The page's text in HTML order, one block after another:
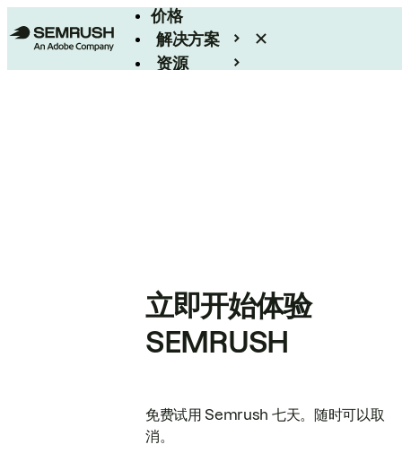
价格
解决方案
资源
立即开始体验
SEMRUSH
免费试用 Semrush 七天。随时可以取
消。